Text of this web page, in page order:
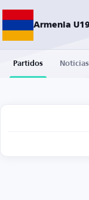
Armenia U19
Partidos Noticias